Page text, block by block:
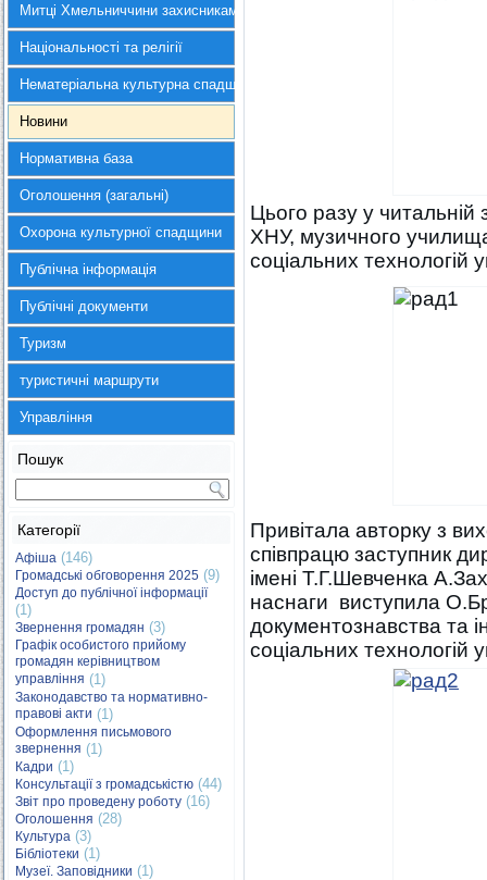
Митці Хмельниччини захисникам України
Національності та релігії
Нематеріальна культурна спадщина
Новини
Нормативна база
Оголошення (загальні)
Охорона культурної спадщини
Публічна інформація
Публічні документи
Туризм
туристичні маршрути
Управління
Пошук
Категорії
Афіша (146)
Громадські обговорення 2025 (9)
Доступ до публічної інформації
(1)
Звернення громадян (3)
Графік особистого прийому
громадян керівництвом
управління (1)
Законодавство та нормативно-
правові акти (1)
Оформлення письмового
звернення (1)
Кадри (1)
Консультації з громадськістю (44)
Звіт про проведену роботу (16)
Оголошення (28)
Культура (3)
Бібліотеки (1)
Музеї. Заповідники (1)
Цього разу у читальній
ХНУ, музичного
соціальних технологій
Привітала авторку з
співпрацю заступник
імені Т.Г.Шевченка
наснаги виступила
документознавства та
соціальних технологій